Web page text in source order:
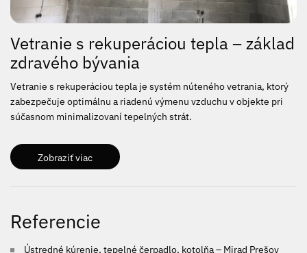
Vetranie s rekuperáciou tepla – základ
zdravého bývania
Vetranie s rekuperáciou tepla je systém núteného vetrania, ktorý
zabezpečuje optimálnu a riadenú výmenu vzduchu v objekte pri
súčasnom minimalizovaní tepelných strát.
Zobraziť viac
Referencie
Ústredné kúrenie, tepelné čerpadlo, kotolňa – Mirad Prešov